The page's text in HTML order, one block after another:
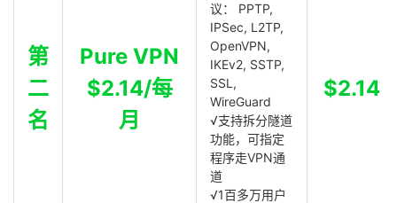
第
二
名
Pure VPN
$2.14/每
月
议： PPTP,
IPSec, L2TP,
OpenVPN,
IKEv2, SSTP,
SSL,
WireGuard
√支持拆分隧道
功能，可指定
程序走VPN通
道
√1百多万用户
$2.14